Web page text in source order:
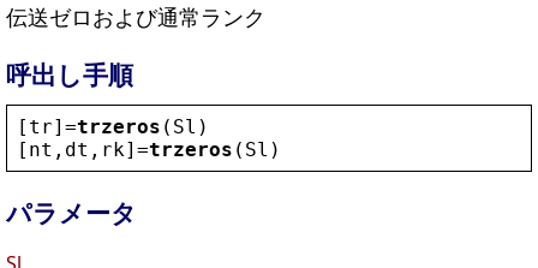
伝送ゼロおよび通常ランク
呼出し手順
[ tr]=trzeros ( Sl )
[ nt , dt , rk]=trzeros ( Sl )
パラメータ